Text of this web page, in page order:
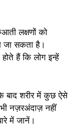
लक्षणों को
जा सकता है।
हैं कि लोग इन्हें
बाद शरीर में कुछ ऐसे
नज़रअंदाज़ नहीं
में जानें।